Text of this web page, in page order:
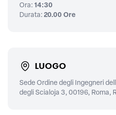
Ora: 14:30
Durata: 20.00 Ore
LUOGO
Sede Ordine degli Ingegneri
degli Scialoja 3, 00196, Roma,